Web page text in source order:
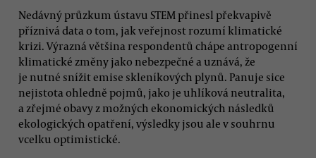
Nedávný průzkum ústavu STEM přinesl překvapivě
příznivá data o tom, jak veřejnost rozumí klimatické
krizi. Výrazná většina respondentů chápe antropogenní
klimatické změny jako nebezpečné a uznává, že
je nutné snížit emise skleníkových plynů. Panuje sice
nejistota ohledně pojmů, jako je uhlíková neutralita,
a zřejmé obavy z možných ekonomických následků
ekologických opatření, výsledky jsou ale v souhrnu
vcelku optimistické.